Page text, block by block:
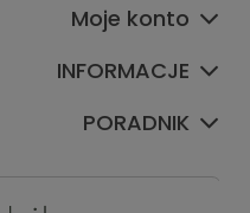
Moje konto
INFORMACJE
PORADNIK